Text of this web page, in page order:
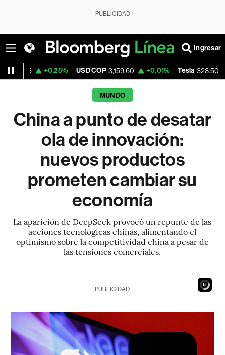
PUBLICIDAD
Ingresar
+0.25% USD COP 3,159.60 +0.01% Tesla 328.50 +2.80%
MUNDO
China a punto de desatar
ola de innovación:
nuevos productos
prometen cambiar su
economía
La aparición de DeepSeek provocó un repunte de las
acciones tecnológicas chinas, alimentando el
optimismo sobre la competitividad china a pesar de
las tensiones comerciales.
5
PUBLICIDAD